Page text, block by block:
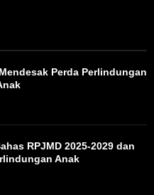
Perda Perlindungan
RPJMD 2025-2029 dan
Anak